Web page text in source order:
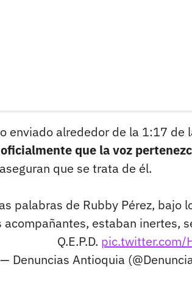
enviado alrededor de la 1:17
que la voz
que se trata de él.
palabras de Rubby Pérez, bajo
acompañantes, estaban inertes,
Q.E.P.D. pic.twitter.com/
— Denuncias Antioquia